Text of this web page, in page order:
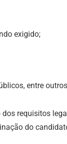
exigido;
entre
requisitos
do